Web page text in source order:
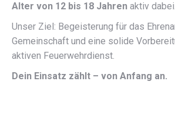
Alter von 12 bis 18 Jahren aktiv dabei.
Unser Ziel: Begeisterung für das
Gemeinschaft und eine solide
aktiven Feuerwehrdienst.
Dein Einsatz zählt – von Anfang an.